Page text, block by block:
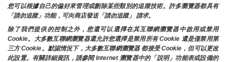
您可以根據自己的偏好來管理或刪除某些類別的追蹤技術。許多瀏覽器都具有
「請勿追蹤」功能，可向商店發送「請勿追蹤」 請求。
除了我們提供的控制之外，您還可以選擇在其互聯網瀏覽器中啟用或禁用
Cookie。大多數互聯網瀏覽器還允許您選擇是禁用所有 Cookie 還是僅禁用第
三方 Cookie。默認情況下，大多數互聯網瀏覽器 都接受 Cookie，但可以更改
此設置。有關詳細資訊，請參閱 Internet 瀏覽器中的「説明」功能表或設備的